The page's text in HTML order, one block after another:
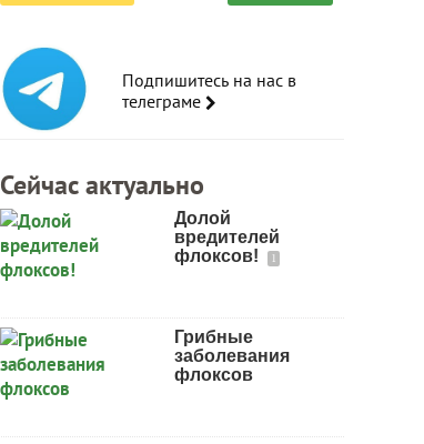
Подпишитесь на нас в
телеграме
Сейчас актуально
Долой
вредителей
флоксов!
1
Грибные
заболевания
флоксов